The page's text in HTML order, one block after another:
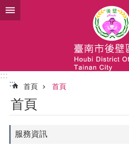
跳到主要內容區塊
:::
:::
首頁 首頁
首頁
服務資訊